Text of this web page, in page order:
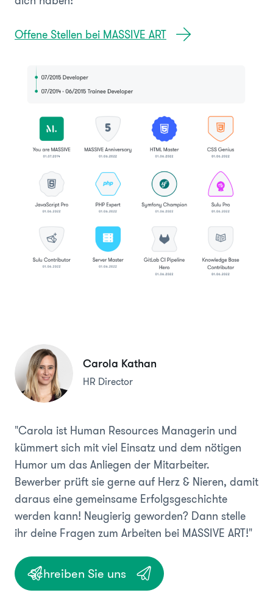
Offene Stellen bei MASSIVE ART
Carola Kathan
HR Director
"Carola ist Human Resources Managerin und
kümmert sich mit viel Einsatz und dem nötigen
Humor um das Anliegen der Mitarbeiter.
Bewerber prüft sie gerne auf Herz & Nieren, damit
daraus eine gemeinsame Erfolgsgeschichte
werden kann! Neugierig geworden? Dann stelle
ihr deine Fragen zum Arbeiten bei MASSIVE ART!"
Schreiben Sie uns